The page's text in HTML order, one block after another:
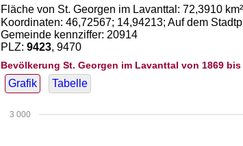
Fläche von St. Georgen im Lavanttal: 72,3910
Koordinaten: 46,72567; 14,94213; Auf dem
Gemeinde kennziffer: 20914
PLZ: 9423, 9470
Bevölkerung St. Georgen im Lavanttal von 1869 bis
Grafik Tabelle
3 000